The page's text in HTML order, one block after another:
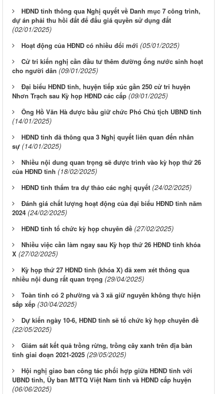
HĐND tỉnh thông qua Nghị quyết về Danh mục 7 công trình,
dự án phải thu hồi đất để đấu giá quyền sử dụng đất
(02/01/2025)
Hoạt động của HĐND có nhiều đổi mới (05/01/2025)
Cử tri kiến nghị cần đầu tư thêm đường ống nước sinh hoạt
cho người dân (09/01/2025)
Đại biểu HĐND tỉnh, huyện tiếp xúc gần 250 cử tri huyện
Nhơn Trạch sau Kỳ họp HĐND các cấp (09/01/2025)
Ông Hồ Văn Hà được bầu giữ chức Phó Chủ tịch UBND tỉnh
(14/01/2025)
HĐND tỉnh đã thông qua 3 Nghị quyết liên quan đến nhân
sự (14/01/2025)
Nhiều nội dung quan trọng sẽ được trình vào kỳ họp thứ 26
của HĐND tỉnh (18/02/2025)
HĐND tỉnh thẩm tra dự thảo các nghị quyết (24/02/2025)
Đánh giá chất lượng hoạt động của đại biểu HĐND tỉnh năm
2024 (24/02/2025)
HĐND tỉnh tổ chức kỳ họp chuyên đề (27/02/2025)
Nhiều việc cần làm ngay sau Kỳ họp thứ 26 HĐND tỉnh khóa
X (27/02/2025)
Kỳ họp thứ 27 HĐND tỉnh (khóa X) đã xem xét thông qua
nhiều nội dung rất quan trọng (29/04/2025)
Toàn tỉnh có 2 phường và 3 xã giữ nguyên không thực hiện
sắp xếp (30/04/2025)
Dự kiến ngày 10-6, HĐND tỉnh sẽ tổ chức kỳ họp chuyên đề
(22/05/2025)
Giám sát kết quả trồng rừng, trồng cây xanh trên địa bàn
tỉnh giai đoạn 2021-2025 (29/05/2025)
Hội nghị giao ban công tác phối hợp giữa HĐND tỉnh với
UBND tỉnh, Ủy ban MTTQ Việt Nam tỉnh và HĐND cấp huyện
(06/06/2025)